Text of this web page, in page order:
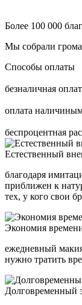
Более 100 000
Мы собрали
Способы оплаты
безналичная
оплата
беспроцентная
Естественный
благодаря
приближен к
тех, у кого свои
Экономия
ежедневный
нужно тратить
Долговременный